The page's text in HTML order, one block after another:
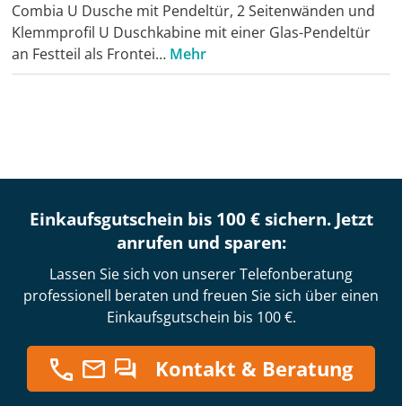
Combia U Dusche mit Pendeltür, 2 Seitenwänden und
Klemmprofil U Duschkabine mit einer Glas-Pendeltür
an Festteil als Frontei… Mehr
Einkaufsgutschein bis 100 € sichern. Jetzt
anrufen und sparen:
Lassen Sie sich von unserer Telefonberatung
professionell beraten und freuen Sie sich über einen
Einkaufsgutschein bis 100 €.
Kontakt & Beratung